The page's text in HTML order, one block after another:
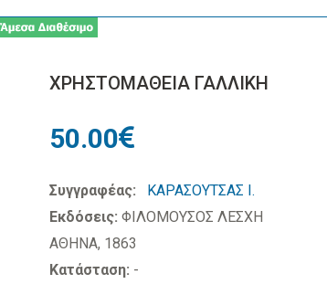
ΧΡΗΣΤΟΜΑΘΕΙΑ ΓΑΛΛΙΚΗ
50.00
Συγγραφέας:
ΚΑΡΑΣΟΥΤΣΑΣ Ι.
Εκδόσεις: ΦΙΛΟΜΟΥΣΟΣ ΛΕΣΧΗ
ΑΘΗΝΑ, 1863
Κατάσταση: -